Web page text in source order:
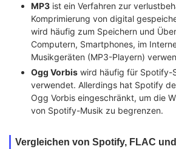
MP3 ist ein Verfahren zur
Komprimierung von digital
wird häufig zum Speichern und
Computern, Smartphones, im
Musikgeräten (MP3-Playern)
Ogg Vorbis wird häufig für Spotify-
verwendet. Allerdings hat Spotify
Ogg Vorbis eingeschränkt, um die
von Spotify-Musik zu begrenzen.
Vergleichen von Spotify, FLAC